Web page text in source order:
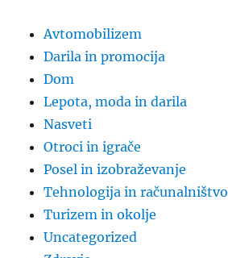
Avtomobilizem
Darila in promocija
Dom
Lepota, moda in darila
Nasveti
Otroci in igrače
Posel in izobraževanje
Tehnologija in računalništvo
Turizem in okolje
Uncategorized